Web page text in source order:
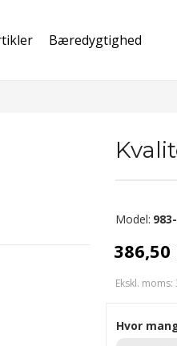
Bæredygtighed
386,50
Ekskl. moms:
Model:
Hvor